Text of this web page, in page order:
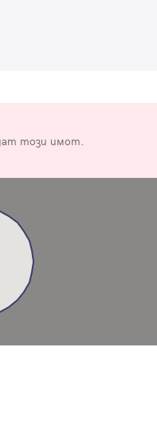
този имот.